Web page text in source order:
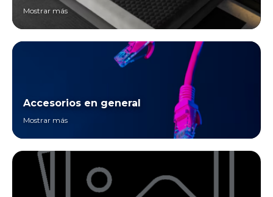
Mostrar más
Accesorios en general
Mostrar más